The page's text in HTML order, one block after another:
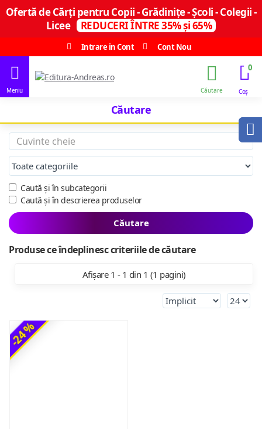
Ofertă de Cărți pentru Copii - Grădinițe - Școli - Colegii -
Licee
REDUCERI ÎNTRE 35% și 65%
Intrare in Cont
Cont Nou
0
Căutare
Caută și în subcategorii
Caută și în descrierea produselor
Căutare
Produse ce îndeplinesc criteriile de căutare
Afișare 1 - 1 din 1 (1 pagini)
-24 %